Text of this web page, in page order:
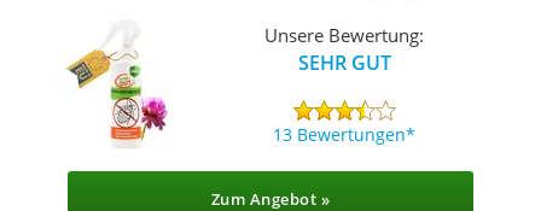
Unsere Bewertung:
SEHR GUT
13 Bewertungen
Zum Angebot »